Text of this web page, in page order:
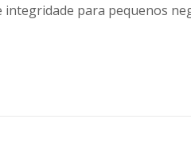
para pequenos